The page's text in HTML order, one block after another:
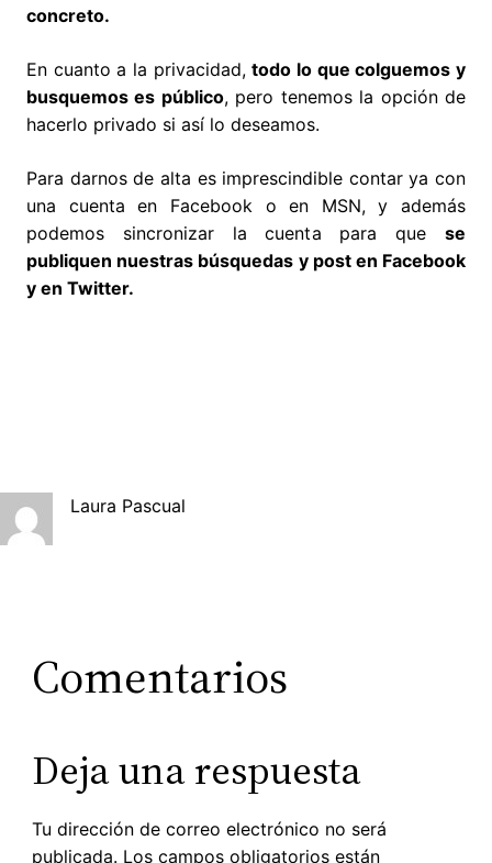
concreto.
En cuanto a la privacidad,todo lo que colguemos y
busquemos es público, pero tenemos la opción de
hacerlo privado si así lo deseamos.
Para darnos de alta es imprescindible contar ya con
una cuenta en Facebook o en MSN, y además
podemos sincronizar la cuenta para que se
publiquen nuestras búsquedas y post en Facebook
y en Twitter.
Laura Pascual
Comentarios
Deja una respuesta
Tu dirección de correo electrónico no será
publicada. Los campos obligatorios están